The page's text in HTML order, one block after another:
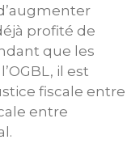
profité de
que les
il est
fiscale entre
entre